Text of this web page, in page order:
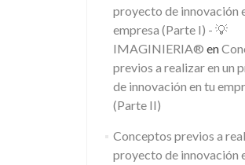
proyecto de innovación
empresa (Parte I) - 💡
IMAGINIERIA® en
previos a realizar en un
de innovación en tu
(Parte II)
Conceptos previos a
proyecto de innovación